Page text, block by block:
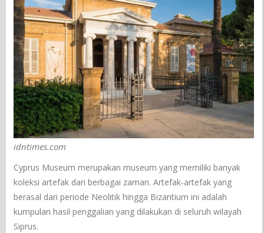
idntimes.com
Cyprus Museum merupakan museum yang memiliki banyak
koleksi artefak dari berbagai zaman. Artefak-artefak yang
berasal dari periode Neolitik hingga Bizantium ini adalah
kumpulan hasil penggalian yang dilakukan di seluruh wilayah
Siprus.